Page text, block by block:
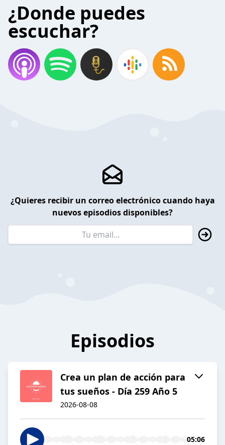
¿Donde puedes
escuchar?
¿Quieres recibir un correo electrónico cuando haya
nuevos episodios disponibles?
Episodios
Crea un plan de acción para
tus sueños - Día 259 Año 5
2026-08-08
05:06